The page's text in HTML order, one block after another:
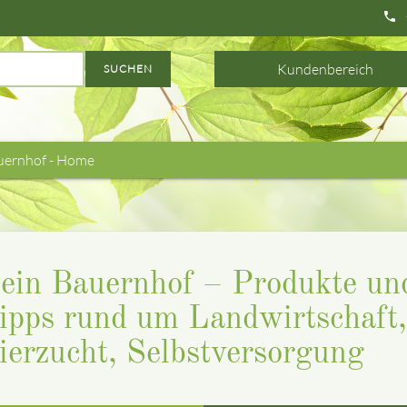
phone
SUCHEN Kundenbereich
- Home
Bauernhof – Produkte
rund um Landwirtschaft,
Selbstversorgung